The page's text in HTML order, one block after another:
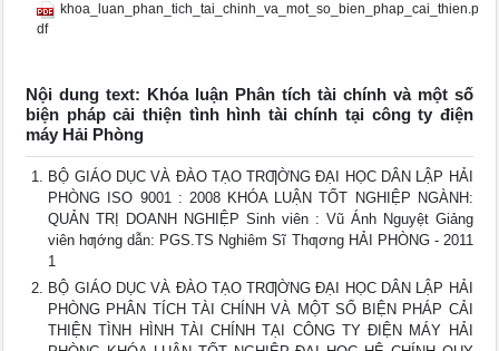
khoa_luan_phan_tich_tai_chinh_va_mot_so_bien_phap_cai_thien.p
df
Nội dung text: Khóa luận Phân tích tài chính và một số
biện pháp cải thiện tình hình tài chính tại công ty điện
máy Hải Phòng
BỘ GIÁO DỤC VÀ ĐÀO TẠO TRƢỜNG ĐẠI HỌC DÂN LẬP HẢI
PHÒNG ISO 9001 : 2008 KHÓA LUẬN TỐT NGHIỆP NGÀNH:
QUẢN TRỊ DOANH NGHIỆP Sinh viên : Vũ Ánh Nguyệt Giảng
viên hƣớng dẫn: PGS.TS Nghiêm Sĩ Thƣơng HẢI PHÒNG - 2011
1
BỘ GIÁO DỤC VÀ ĐÀO TẠO TRƢỜNG ĐẠI HỌC DÂN LẬP HẢI
PHÒNG PHÂN TÍCH TÀI CHÍNH VÀ MỘT SỐ BIỆN PHÁP CẢI
THIỆN TÌNH HÌNH TÀI CHÍNH TẠI CÔNG TY ĐIỆN MÁY HẢI